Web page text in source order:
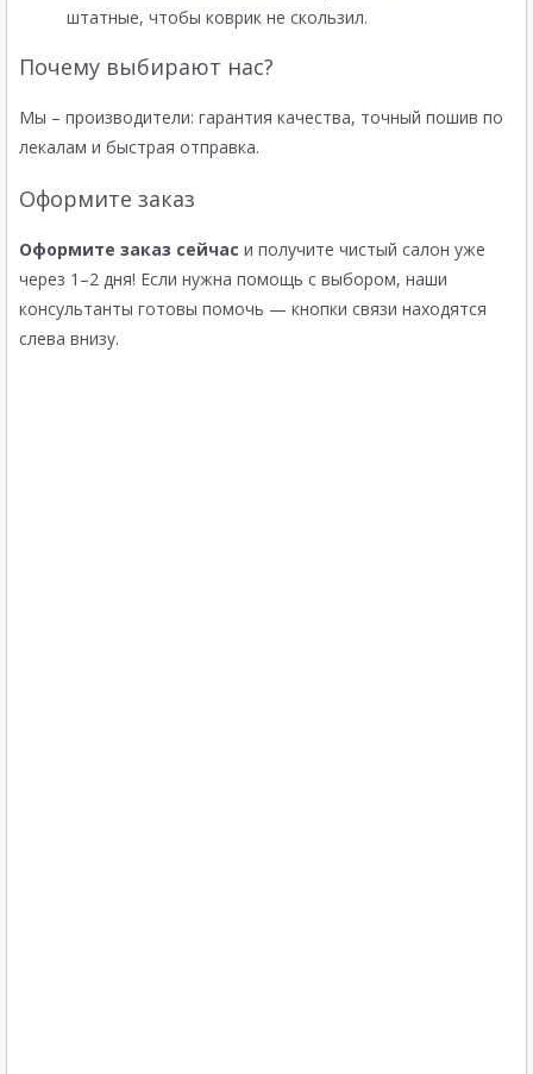
штатные, чтобы коврик не скользил.
Почему выбирают нас?
Мы – производители: гарантия качества, точный пошив по
лекалам и быстрая отправка.
Оформите заказ
Оформите заказ сейчас и получите чистый салон уже
через 1–2 дня! Если нужна помощь с выбором, наши
консультанты готовы помочь — кнопки связи находятся
слева внизу.